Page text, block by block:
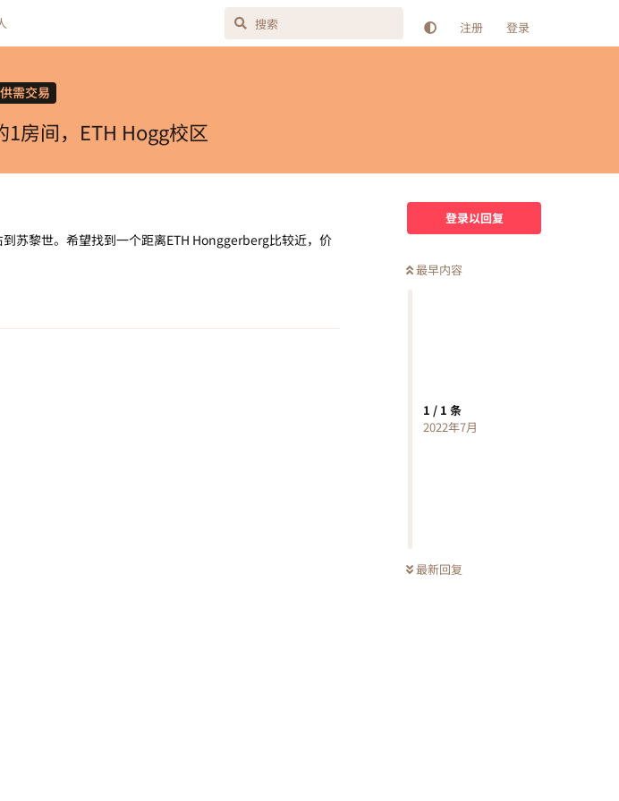
注册 登录
供需交易
房间，ETH Hogg校区
登录以回复
最早内容
1 / 1 条
2022年7月
最新回复
苏黎世。希望找到一个距离ETH Honggerberg比较近，价